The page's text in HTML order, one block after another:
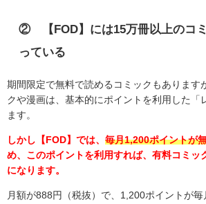
② 【 FOD】には15万冊以上のコ
っている
期間限定で無料で読めるコミックもあります
クや漫画は、基本的にポイントを利用した「
ます。
しかし【FOD】では、 毎月1,200ポイントが
め、このポイントを利用すれば、有料コミッ
になります。
月額が888円（税抜）で、1,200ポイントが